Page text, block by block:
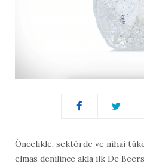
Öncelikle, sektörde ve nihai
elmas denilince akla ilk De